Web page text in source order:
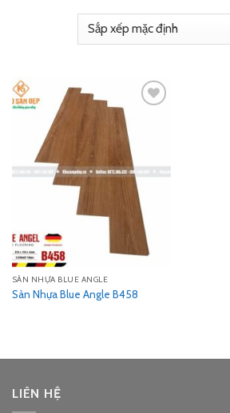
SÀN NHỰA BLUE ANGLE
Sàn Nhựa Blue Angle B458
LIÊN HỆ